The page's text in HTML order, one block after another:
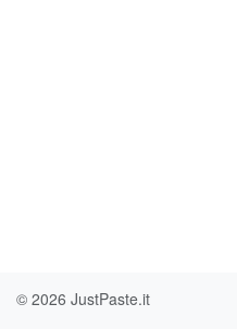
© 2026 JustPaste.it